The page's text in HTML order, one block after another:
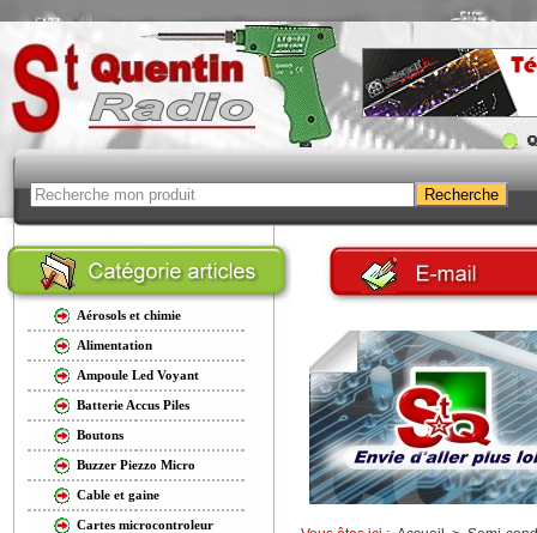
Aérosols et chimie
Alimentation
Ampoule Led Voyant
Batterie Accus Piles
Boutons
Buzzer Piezzo Micro
Cable et gaine
Cartes microcontroleur